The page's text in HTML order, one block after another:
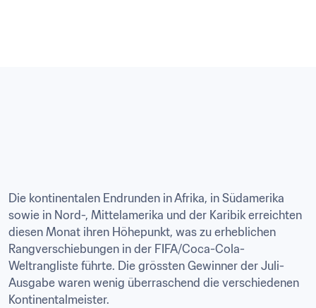
Die kontinentalen Endrunden in Afrika, in Südamerika
sowie in Nord-, Mittelamerika und der Karibik erreichten
diesen Monat ihren Höhepunkt, was zu erheblichen
Rangverschiebungen in der FIFA/Coca-Cola-
Weltrangliste führte. Die grössten Gewinner der Juli-
Ausgabe waren wenig überraschend die verschiedenen
Kontinentalmeister.